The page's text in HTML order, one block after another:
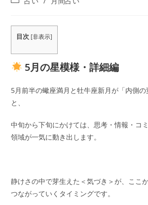
者:
公
テ
ゴ
ー:
目次 [非表示]
5月の星模様・詳細編
5月前半の蠍座満月と牡牛座新月が「内側
と、
中旬から下旬にかけては、思考・情報・コ
領域が一気に動き出します。
静けさの中で芽生えた＜気づき＞が、ここ
つながっていくタイミングです。